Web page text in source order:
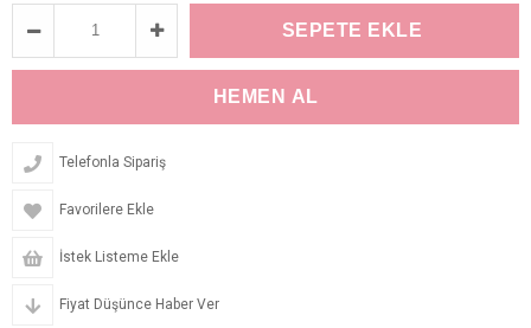
Telefonla Sipariş
Favorilere Ekle
İstek Listeme Ekle
Fiyat Düşünce Haber Ver